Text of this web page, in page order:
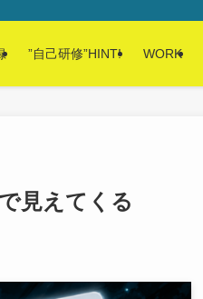
”自己研修”HINT! WORK
見えてくる